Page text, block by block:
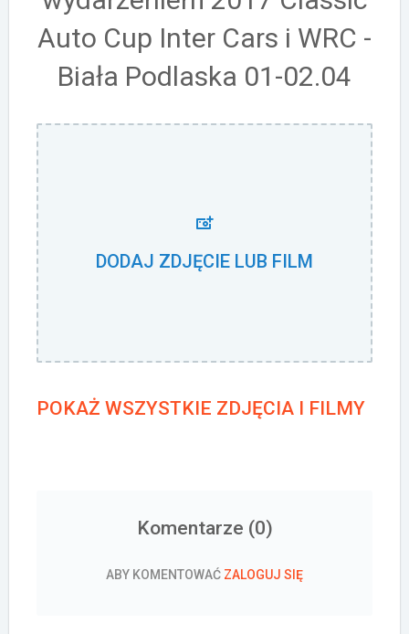
Auto Cup Inter Cars i WRC -
Biała Podlaska 01-02.04
DODAJ ZDJĘCIE LUB FILM
POKAŻ WSZYSTKIE ZDJĘCIA I FILMY
Komentarze (0)
ABY KOMENTOWAĆ ZALOGUJ SIĘ